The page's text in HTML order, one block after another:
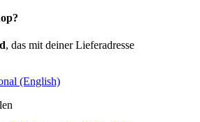
, das mit deiner Lieferadresse
(English)